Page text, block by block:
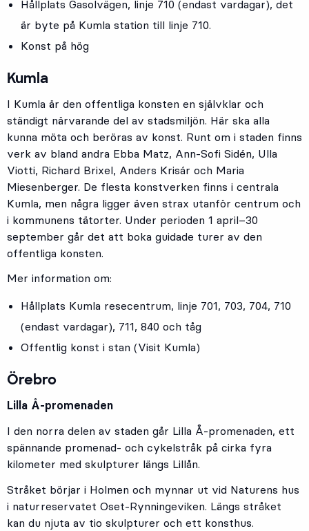
Hållplats Gasolvägen, linje 710 (endast vardagar), det
är byte på Kumla station till linje 710.
Konst på hög
Kumla
I Kumla är den offentliga konsten en självklar och
ständigt närvarande del av stadsmiljön. Här ska alla
kunna möta och beröras av konst. Runt om i staden finns
verk av bland andra Ebba Matz, Ann-Sofi Sidén, Ulla
Viotti, Richard Brixel, Anders Krisár och Maria
Miesenberger. De flesta konstverken finns i centrala
Kumla, men några ligger även strax utanför centrum och
i kommunens tätorter. Under perioden 1 april–30
september går det att boka guidade turer av den
offentliga konsten.
Mer information om:
Hållplats Kumla resecentrum, linje 701, 703, 704, 710
(endast vardagar), 711, 840 och tåg
Offentlig konst i stan (Visit Kumla)
Örebro
Lilla Å-promenaden
I den norra delen av staden går Lilla Å-promenaden, ett
spännande promenad- och cykelstråk på cirka fyra
kilometer med skulpturer längs Lillån.
Stråket börjar i Holmen och mynnar ut vid Naturens hus
i naturreservatet Oset-Rynningeviken. Längs stråket
kan du njuta av tio skulpturer och ett konsthus.